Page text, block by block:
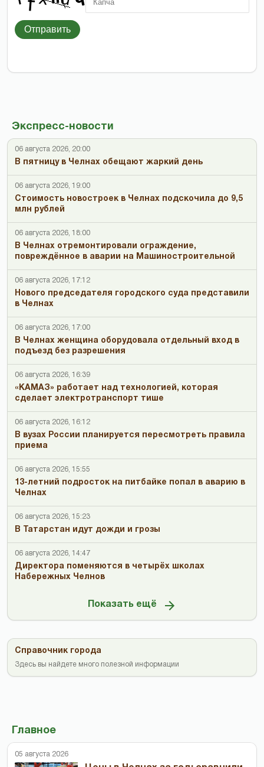
Экспресс-новости
06 августа 2026, 20:00
В пятницу в Челнах обещают жаркий день
06 августа 2026, 19:00
Стоимость новостроек в Челнах подскочила до 9,5
млн рублей
06 августа 2026, 18:00
В Челнах отремонтировали ограждение,
повреждённое в аварии на Машиностроительной
06 августа 2026, 17:12
Нового председателя городского суда представили
в Челнах
06 августа 2026, 17:00
В Челнах женщина оборудовала отдельный вход в
подъезд без разрешения
06 августа 2026, 16:39
«КАМАЗ» работает над технологией, которая
сделает электротранспорт тише
06 августа 2026, 16:12
В вузах России планируется пересмотреть правила
приема
06 августа 2026, 15:55
13-летний подросток на питбайке попал в аварию в
Челнах
06 августа 2026, 15:23
В Татарстан идут дожди и грозы
06 августа 2026, 14:47
Директора поменяются в четырёх школах
Набережных Челнов
Показать ещё
Справочник города
Здесь вы найдете много полезной информации
Главное
05 августа 2026
Отправить